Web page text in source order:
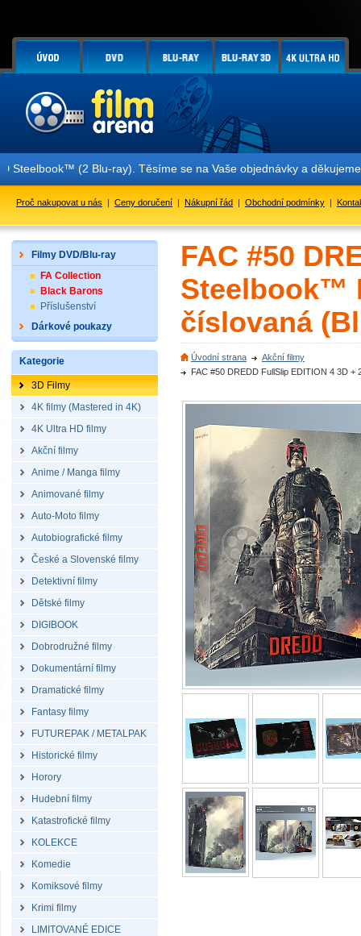
(2 Blu-ray). Těsíme se na Vaše objednávky a děkujeme za
Proč nakupovat u nás | Ceny doručení | Nákupní řád | Obchodní podmínky |
Filmy DVD/Blu-ray
FA Collection
Black Barons
Příslušenství
Dárkové poukazy
Kategorie
3D Filmy
4K filmy (Mastered in 4K)
4K Ultra HD filmy
Akční filmy
Anime / Manga filmy
Animované filmy
Auto-Moto filmy
Autobiografické filmy
České a Slovenské filmy
Detektivní filmy
Dětské filmy
DIGIBOOK
Dobrodružné filmy
Dokumentární filmy
Dramatické filmy
Fantasy filmy
FUTUREPAK / METALPAK
Historické filmy
Horory
Hudební filmy
Katastrofické filmy
KOLEKCE
Komedie
Komiksové filmy
Krimi filmy
LIMITOVANÉ EDICE
FAC #50
Steelbook™
číslovaná
Úvodní strana
Akční filmy
FAC #50 DREDD FullSlip EDITION 4 3D